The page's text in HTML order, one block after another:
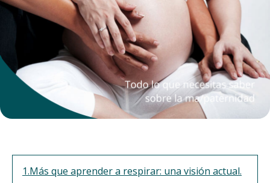
1.Más que aprender a respirar: una visión actual.